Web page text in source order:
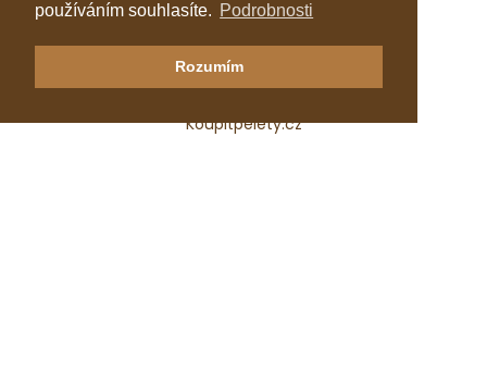
používáním souhlasíte. Podrobnosti
Rozumím
Klastr Česká peleta
Katalog topenářů
Koupitpelety.cz